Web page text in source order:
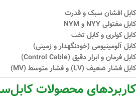
کابل افشان سبک و قدرت
کابل مفتولی NYY و NYM
کابل کولری و کابل تخت
کابل آلومینیومی (خودنگهدار و زمینی)
کابل فرمان و ابزار دقیق (Control Cable)
کابل فشار ضعیف (LV) و فشار متوسط (MV)
کاربردهای محصولات